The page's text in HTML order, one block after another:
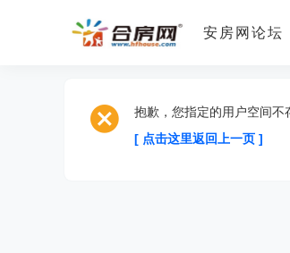
安房网论坛
抱歉，您指定的用户空间不
[ 点击这里返回上一页 ]